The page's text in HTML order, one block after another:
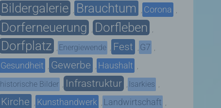
Bildergalerie , Brauchtum , Corona ,
Dorferneuerung , Dorfleben ,
Dorfplatz , Energiewende , Fest , G7 ,
Gesundheit , Gewerbe , Haushalt ,
historische Bilder , Infrastruktur , Isarkies ,
Kirche , Kunsthandwerk , Landwirtschaft ,